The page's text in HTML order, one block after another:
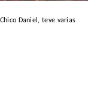
Daniel, teve varias